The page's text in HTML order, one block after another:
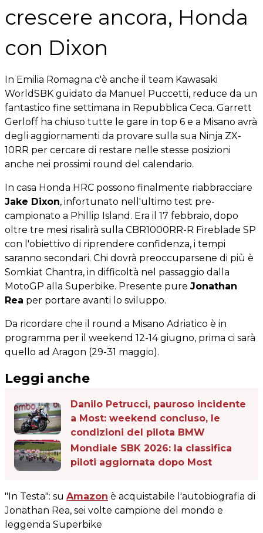
crescere ancora, Honda
con Dixon
In Emilia Romagna c'è anche il team Kawasaki
WorldSBK guidato da Manuel Puccetti, reduce da un
fantastico fine settimana in Repubblica Ceca. Garrett
Gerloff ha chiuso tutte le gare in top 6 e a Misano avrà
degli aggiornamenti da provare sulla sua Ninja ZX-
10RR per cercare di restare nelle stesse posizioni
anche nei prossimi round del calendario.
In casa Honda HRC possono finalmente riabbracciare
Jake Dixon, infortunato nell'ultimo test pre-
campionato a Phillip Island. Era il 17 febbraio, dopo
oltre tre mesi risalirà sulla CBR1000RR-R Fireblade SP
con l'obiettivo di riprendere confidenza, i tempi
saranno secondari. Chi dovrà preoccuparsene di più è
Somkiat Chantra, in difficoltà nel passaggio dalla
MotoGP alla Superbike. Presente pure Jonathan
Rea per portare avanti lo sviluppo.
Da ricordare che il round a Misano Adriatico è in
programma per il weekend 12-14 giugno, prima ci sarà
quello ad Aragon (29-31 maggio).
Leggi anche
Danilo Petrucci, pauroso incidente
a Most: weekend concluso, le
condizioni del pilota BMW
Mondiale SBK 2026: la classifica
piloti aggiornata dopo Most
"In Testa": su Amazon è acquistabile l'autobiografia di
Jonathan Rea, sei volte campione del mondo e
leggenda Superbike